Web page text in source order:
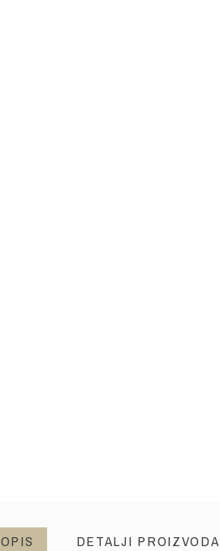
OPIS DETALJI PROIZVODA